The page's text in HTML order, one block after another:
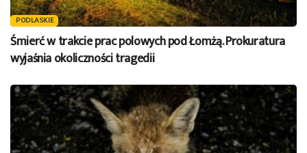
PODLASKIE
Śmierć w trakcie prac polowych pod Łomżą. Prokuratura
wyjaśnia okoliczności tragedii